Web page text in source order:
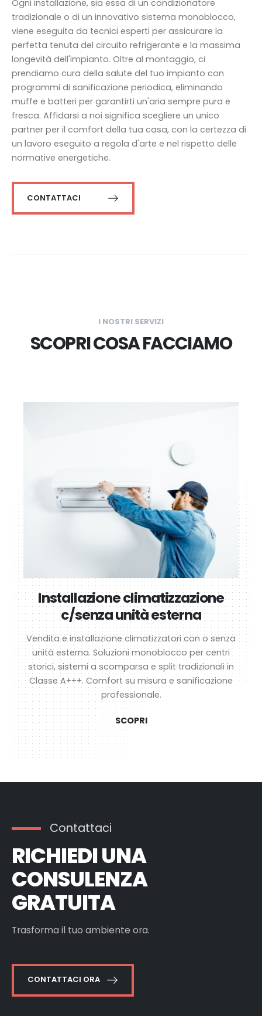
Ogni installazione, sia essa di un condizionatore
tradizionale o di un innovativo sistema monoblocco,
viene eseguita da tecnici esperti per assicurare la
perfetta tenuta del circuito refrigerante e la massima
longevità dell'impianto. Oltre al montaggio, ci
prendiamo cura della salute del tuo impianto con
programmi di sanificazione periodica, eliminando
muffe e batteri per garantirti un'aria sempre pura e
fresca. Affidarsi a noi significa scegliere un unico
partner per il comfort della tua casa, con la certezza di
un lavoro eseguito a regola d'arte e nel rispetto delle
normative energetiche.
CONTATTACI
I NOSTRI SERVIZI
SCOPRI COSA FACCIAMO
Installazione climatizzazione
c/senza unità esterna
Vendita e installazione climatizzatori con o senza
unità esterna. Soluzioni monoblocco per centri
storici, sistemi a scomparsa e split tradizionali in
Classe A+++. Comfort su misura e sanificazione
professionale.
SCOPRI
Contattaci
RICHIEDI UNA
CONSULENZA
GRATUITA
Trasforma il tuo ambiente ora.
CONTATTACI ORA